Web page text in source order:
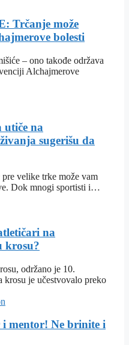
Trčanje može
bolesti
– ono takođe održava
Alchajmerove
utiče na
sugerišu da
velike trke može vam
Dok mnogi sportisti i…
na
krosu?
održano je 10.
je učestvovalo preko
i mentor! Ne brinite i